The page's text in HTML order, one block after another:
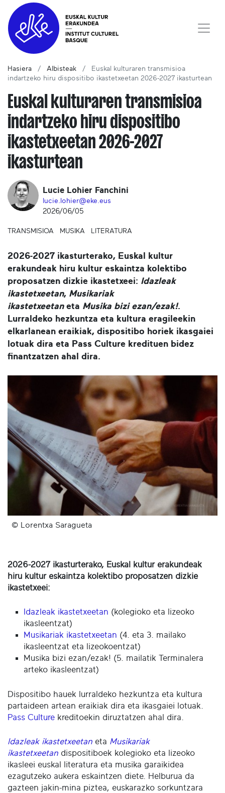
Hasiera Albisteak
Euskal kulturaren transmisioa
indartzeko hiru dispositibo ikastetxeetan 2026-2027 ikasturtean
Euskal kulturaren transmisioa
indartzeko hiru dispositibo
ikastetxeetan 2026-2027
ikasturtean
Lucie Lohier Fanchini
lucie.lohier@eke.eus
2026/06/05
TRANSMISIOA MUSIKA LITERATURA
2026-2027 ikasturterako, Euskal kultur
erakundeak hiru kultur eskaintza kolektibo
proposatzen dizkie ikastetxeei: Idazleak
ikastetxeetan, Musikariak
ikastetxeetaneta Musika bizi ezan/ezak!.
Lurraldeko hezkuntza eta kultura eragileekin
elkarlanean eraikiak, dispositibo horiek ikasgaiei
lotuak dira eta Pass Culture kredituen bidez
finantzatzen ahal dira.
© Lorentxa Saragueta
2026-2027 ikasturterako, Euskal kultur erakundeak
hiru kultur eskaintza kolektibo proposatzen dizkie
ikastetxeei:
Idazleak ikastetxeetan (kolegioko eta lizeoko
ikasleentzat)
Musikariak ikastetxeetan (4. eta 3. mailako
ikasleentzat eta lizeokoentzat)
Musika bizi ezan/ezak! (5. mailatik Terminalera
arteko ikasleentzat)
Dispositibo hauek lurraldeko hezkuntza eta kultura
partaideen artean eraikiak dira eta ikasgaiei lotuak.
Pass Culture kreditoekin diruztatzen ahal dira.
Idazleak ikastetxeetan eta Musikariak
ikastetxeetan dispositiboek kolegioko eta lizeoko
ikasleei euskal literatura eta musika garaikidea
ezagutzeko aukera eskaintzen diete. Helburua da
gazteen jakin-mina piztea, euskarazko sorkuntzara